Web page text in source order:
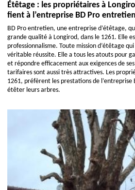
Étêtage : les propriétaires à
fient à l’entreprise BD Pro entretien
BD Pro entretien, une entreprise d’étêtage,
grande qualité à Longirod, dans le 1261. Elle
professionnalisme. Toute mission d’étêtage
véritable réussite. Elle a tous les atouts pour
et répondre efficacement aux exigences de
tarifaires sont aussi très attractives. Les
1261, préfèrent les prestations de
étêter leurs arbres.